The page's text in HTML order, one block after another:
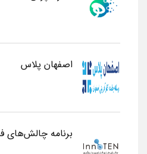
اصفهان پلاس
برنامه چالش‌های